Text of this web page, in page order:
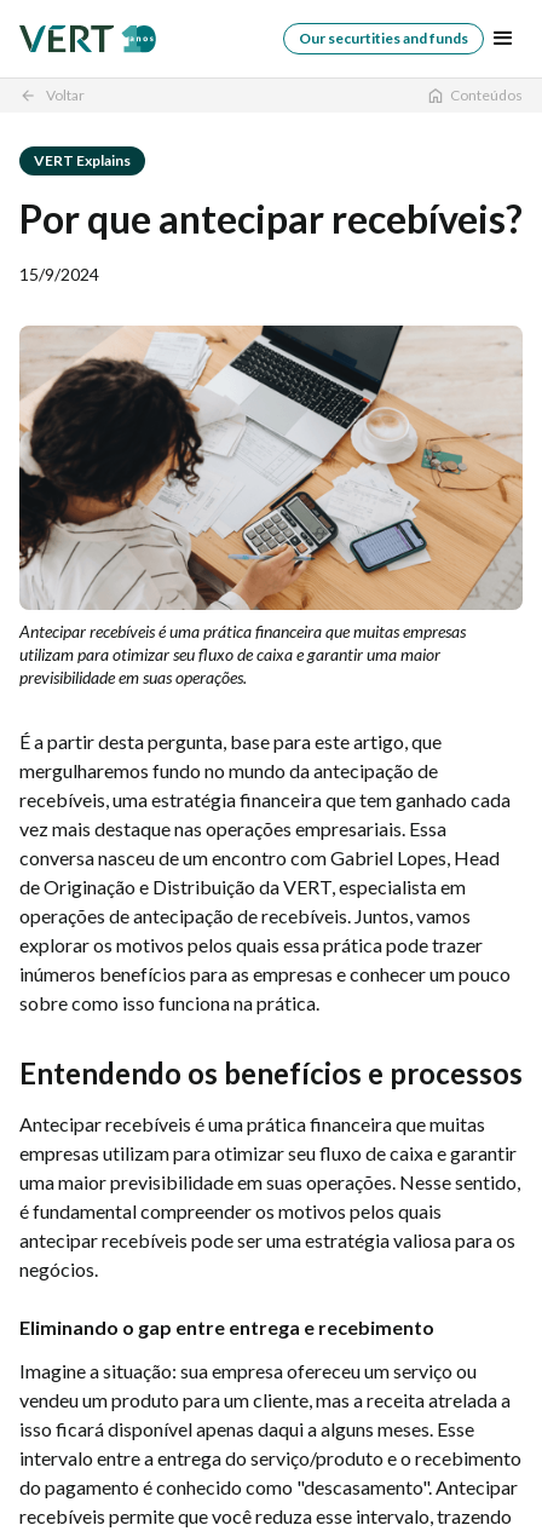
Our securtities and funds
arrow_back Voltar Conteúdos
VERT Explains
Por que antecipar recebíveis?
15/9/2024
Antecipar recebíveis é uma prática financeira que muitas empresas
utilizam para otimizar seu fluxo de caixa e garantir uma maior
previsibilidade em suas operações.
É a partir desta pergunta, base para este artigo, que
mergulharemos fundo no mundo da antecipação de
recebíveis, uma estratégia financeira que tem ganhado cada
vez mais destaque nas operações empresariais. Essa
conversa nasceu de um encontro com Gabriel Lopes, Head
de Originação e Distribuição da VERT, especialista em
operações de antecipação de recebíveis. Juntos, vamos
explorar os motivos pelos quais essa prática pode trazer
inúmeros benefícios para as empresas e conhecer um pouco
sobre como isso funciona na prática.
Entendendo os benefícios e processos
Antecipar recebíveis é uma prática financeira que muitas
empresas utilizam para otimizar seu fluxo de caixa e garantir
uma maior previsibilidade em suas operações. Nesse sentido,
é fundamental compreender os motivos pelos quais
antecipar recebíveis pode ser uma estratégia valiosa para os
negócios.
Eliminando o gap entre entrega e recebimento
Imagine a situação: sua empresa ofereceu um serviço ou
vendeu um produto para um cliente, mas a receita atrelada a
isso ficará disponível apenas daqui a alguns meses. Esse
intervalo entre a entrega do serviço/produto e o recebimento
do pagamento é conhecido como "descasamento". Antecipar
recebíveis permite que você reduza esse intervalo, trazendo